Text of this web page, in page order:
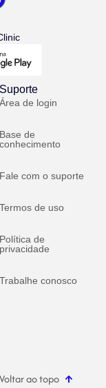
Suporte
Área de login
Base de
conhecimento
Fale com o suporte
Termos de uso
Política de
privacidade
Trabalhe conosco
Voltar ao topo